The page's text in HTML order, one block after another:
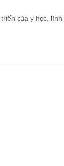
của y học,